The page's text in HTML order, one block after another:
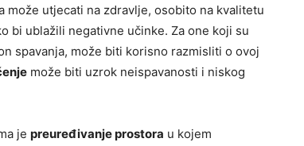
može utjecati na zdravlje, osobito na kvalitetu
bi ublažili negativne učinke. Za one koji su
spavanja, može biti korisno razmisliti o ovoj
može biti uzrok neispavanosti i niskog
je preuređivanje prostora u kojem